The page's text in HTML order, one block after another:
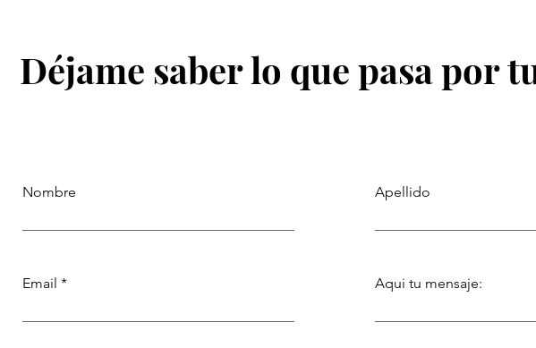
Déjame saber lo que pasa por
Nombre
Email
Apellido
Aqui tu mensaje: